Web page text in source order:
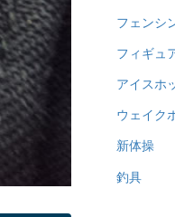
フェンシ
フィギュ
アイスホ
ウェイク
新体操
釣具